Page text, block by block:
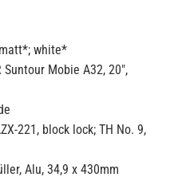
white*
Suntour Mobie A32, 20″,
221, block lock; TH No. 9,
Alu, 34,9 x 430mm